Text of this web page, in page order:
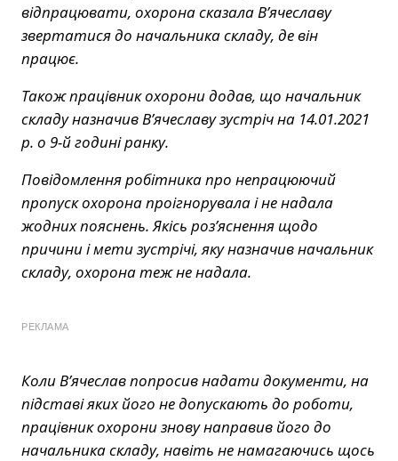
відпрацювати, охорона сказала В’ячеславу
звертатися до начальника складу, де він
працює.
Також працівник охорони додав, що начальник
складу назначив В’ячеславу зустріч на 14.01.2021
р. о 9-й годині ранку.
Повідомлення робітника про непрацюючий
пропуск охорона проігнорувала і не надала
жодних пояснень. Якісь роз’яснення щодо
причини і мети зустрічі, яку назначив начальник
складу, охорона теж не надала.
РЕКЛАМА
Коли В’ячеслав попросив надати документи, на
підставі яких його не допускають до роботи,
працівник охорони знову направив його до
начальника складу, навіть не намагаючись щось